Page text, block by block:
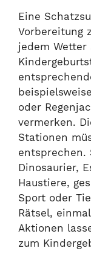
Eine
Vorbereitung
jedem
oder
vermerken.
Stationen
entsprechen.
Dinosaurier,
Haustiere,
Sport oder
Rätsel,
Aktionen
zum